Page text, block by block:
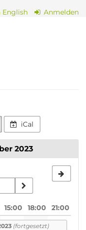
English Anmelden
iCal
2023
15:00 18:00 21:00
(fortgesetzt)